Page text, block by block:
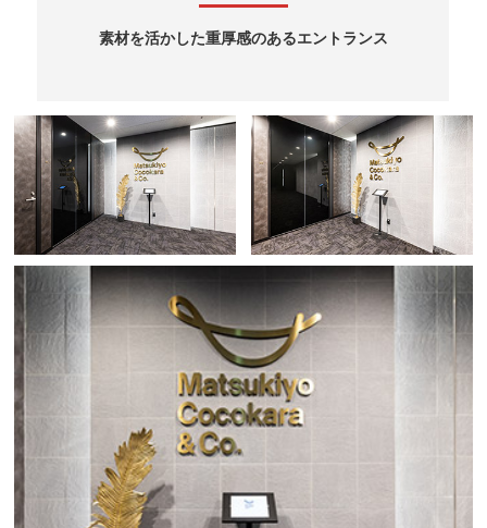
素材を活かした重厚感のあるエントランス